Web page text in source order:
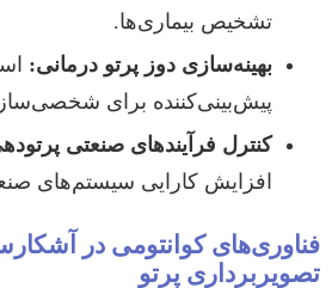
تشخیص بیماری‌ها.
بهینه‌سازی دوز پرتو درمانی:
پیش‌بینی‌کننده برای
کنترل فرآیندهای صنعتی
افزایش کارایی سیستم‌های
فناوری‌های کوانتومی در
تصویربرداری پرتو